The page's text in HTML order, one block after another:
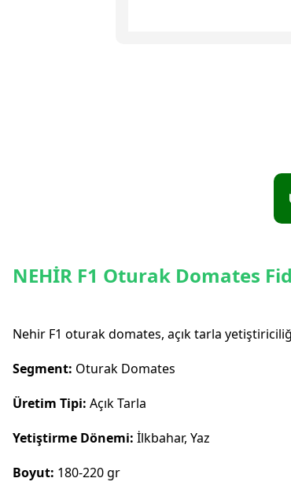
NEHİR F1 Oturak Domates
Nehir F1 oturak domates, açık tarla
Segment: Oturak Domates
Üretim Tipi: Açık Tarla
Yetiştirme Dönemi: İlkbahar, Yaz
Boyut: 180-220 gr